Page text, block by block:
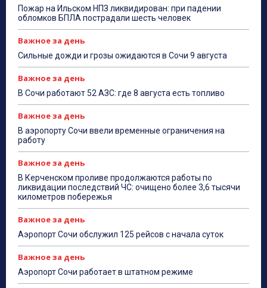
Пожар на Ильском НПЗ ликвидирован: при падении
обломков БПЛА пострадали шесть человек
Важное за день
Сильные дожди и грозы ожидаются в Сочи 9 августа
Важное за день
В Сочи работают 52 АЗС: где 8 августа есть топливо
Важное за день
В аэропорту Сочи ввели временные ограничения на
работу
Важное за день
В Керченском проливе продолжаются работы по
ликвидации последствий ЧС: очищено более 3,6 тысячи
километров побережья
Важное за день
Аэропорт Сочи обслужил 125 рейсов с начала суток
Важное за день
Аэропорт Сочи работает в штатном режиме